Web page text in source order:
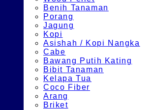
Benih Tanaman
Porang
Jagung
Kopi
Asishah / Kopi Nangka
Cabe
Bawang Putih Kating
Bibit Tanaman
Kelapa Tua
Coco Fiber
Arang
Briket